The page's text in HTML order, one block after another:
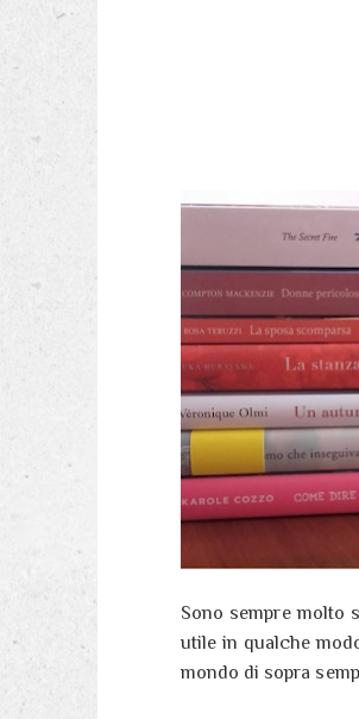
Sono sempre molto
utile in qualche
mondo di sopra